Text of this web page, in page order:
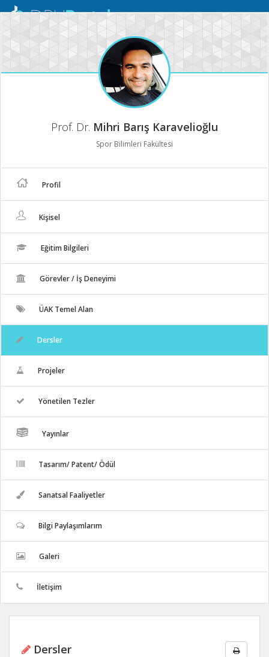
Mobil
Prof. Dr. Mihri Barış Karavelioğlu
Spor Bilimleri Fakültesi
Profil
Kişisel
Eğitim Bilgileri
Görevler / İş Deneyimi
ÜAK Temel Alan
Dersler
Projeler
Yönetilen Tezler
Yayınlar
Tasarım/ Patent/ Ödül
Sanatsal Faaliyetler
Bilgi Paylaşımlarım
Galeri
İletişim
Dersler